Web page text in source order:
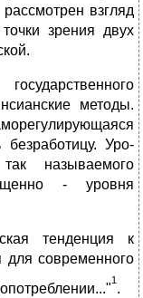
взгляд
зрения двух
методы.
безработицу. Уро­
называемого
- уровня
тенденция к
для современного
1
.